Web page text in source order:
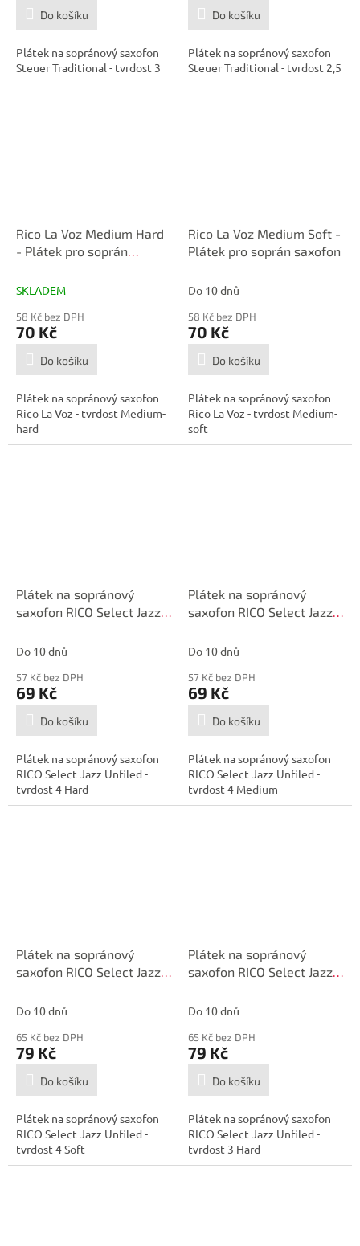
Do košíku
Plátek na sopránový saxofon
Steuer Traditional - tvrdost 3
Do košíku
Plátek na sopránový saxofon
Steuer Traditional - tvrdost 2,5
Rico La Voz Medium Hard
- Plátek pro soprán
SKLADEM
58 Kč bez DPH
70 Kč
Do košíku
Plátek na sopránový saxofon
Rico La Voz - tvrdost Medium-
hard
Rico La Voz Medium Soft -
Plátek pro soprán saxofon
Do 10 dnů
58 Kč bez DPH
70 Kč
Do košíku
Plátek na sopránový saxofon
Rico La Voz - tvrdost Medium-
soft
Plátek na sopránový
saxofon RICO Select Jazz
Do 10 dnů
57 Kč bez DPH
69 Kč
Do košíku
Plátek na sopránový saxofon
RICO Select Jazz Unfiled -
tvrdost 4 Hard
Plátek na sopránový
saxofon RICO Select Jazz
Do 10 dnů
57 Kč bez DPH
69 Kč
Do košíku
Plátek na sopránový saxofon
RICO Select Jazz Unfiled -
tvrdost 4 Medium
Plátek na sopránový
saxofon RICO Select Jazz
Do 10 dnů
65 Kč bez DPH
79 Kč
Do košíku
Plátek na sopránový saxofon
RICO Select Jazz Unfiled -
tvrdost 4 Soft
Plátek na sopránový
saxofon RICO Select Jazz
Do 10 dnů
65 Kč bez DPH
79 Kč
Do košíku
Plátek na sopránový saxofon
RICO Select Jazz Unfiled -
tvrdost 3 Hard